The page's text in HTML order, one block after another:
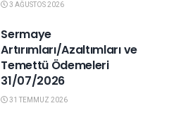
3 AĞUSTOS 2026
Sermaye
Artırımları/Azaltımları ve
Temettü Ödemeleri
31/07/2026
31 TEMMUZ 2026